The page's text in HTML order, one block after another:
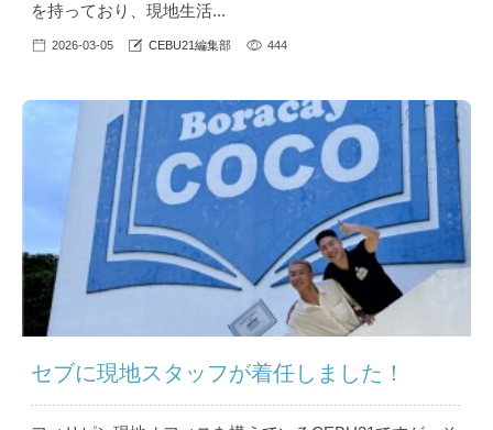
を持っており、現地生活...
2026-03-05 CEBU21編集部 444
セブに現地スタッフが着任しました！